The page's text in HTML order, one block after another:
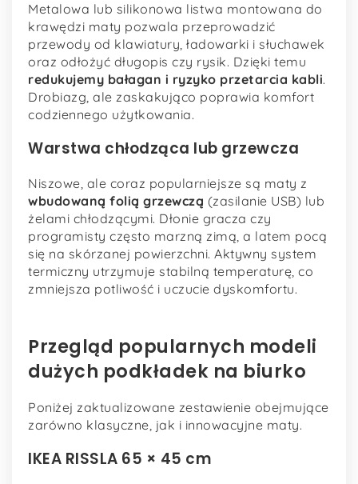
Metalowa lub silikonowa listwa montowana do
krawędzi maty pozwala przeprowadzić
przewody od klawiatury, ładowarki i słuchawek
oraz odłożyć długopis czy rysik. Dzięki temu
redukujemy bałagan i ryzyko przetarcia kabli.
Drobiazg, ale zaskakująco poprawia komfort
codziennego użytkowania.
Warstwa chłodząca lub grzewcza
Niszowe, ale coraz popularniejsze są maty z
wbudowaną folią grzewczą (zasilanie USB) lub
żelami chłodzącymi. Dłonie gracza czy
programisty często marzną zimą, a latem pocą
się na skórzanej powierzchni. Aktywny system
termiczny utrzymuje stabilną temperaturę, co
zmniejsza potliwość i uczucie dyskomfortu.
Przegląd popularnych modeli
dużych podkładek na biurko
Poniżej zaktualizowane zestawienie obejmujące
zarówno klasyczne, jak i innowacyjne maty.
IKEA RISSLA 65 × 45 cm